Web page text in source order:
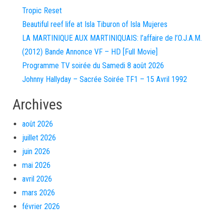
Tropic Reset
Beautiful reef life at Isla Tiburon of Isla Mujeres
LA MARTINIQUE AUX MARTINIQUAIS: l’affaire de l’O.J.A.M.
(2012) Bande Annonce VF – HD [Full Movie]
Programme TV soirée du Samedi 8 août 2026
Johnny Hallyday – Sacrée Soirée TF1 – 15 Avril 1992
Archives
août 2026
juillet 2026
juin 2026
mai 2026
avril 2026
mars 2026
février 2026